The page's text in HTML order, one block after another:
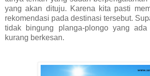
yang akan dituju. Karena kita pasti
rekomendasi pada destinasi tersebut.
tidak bingung planga-plongo yang
kurang berkesan.